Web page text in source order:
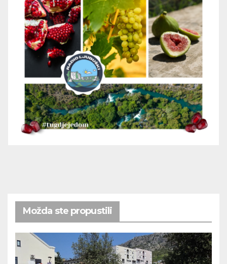
Možda ste propustili